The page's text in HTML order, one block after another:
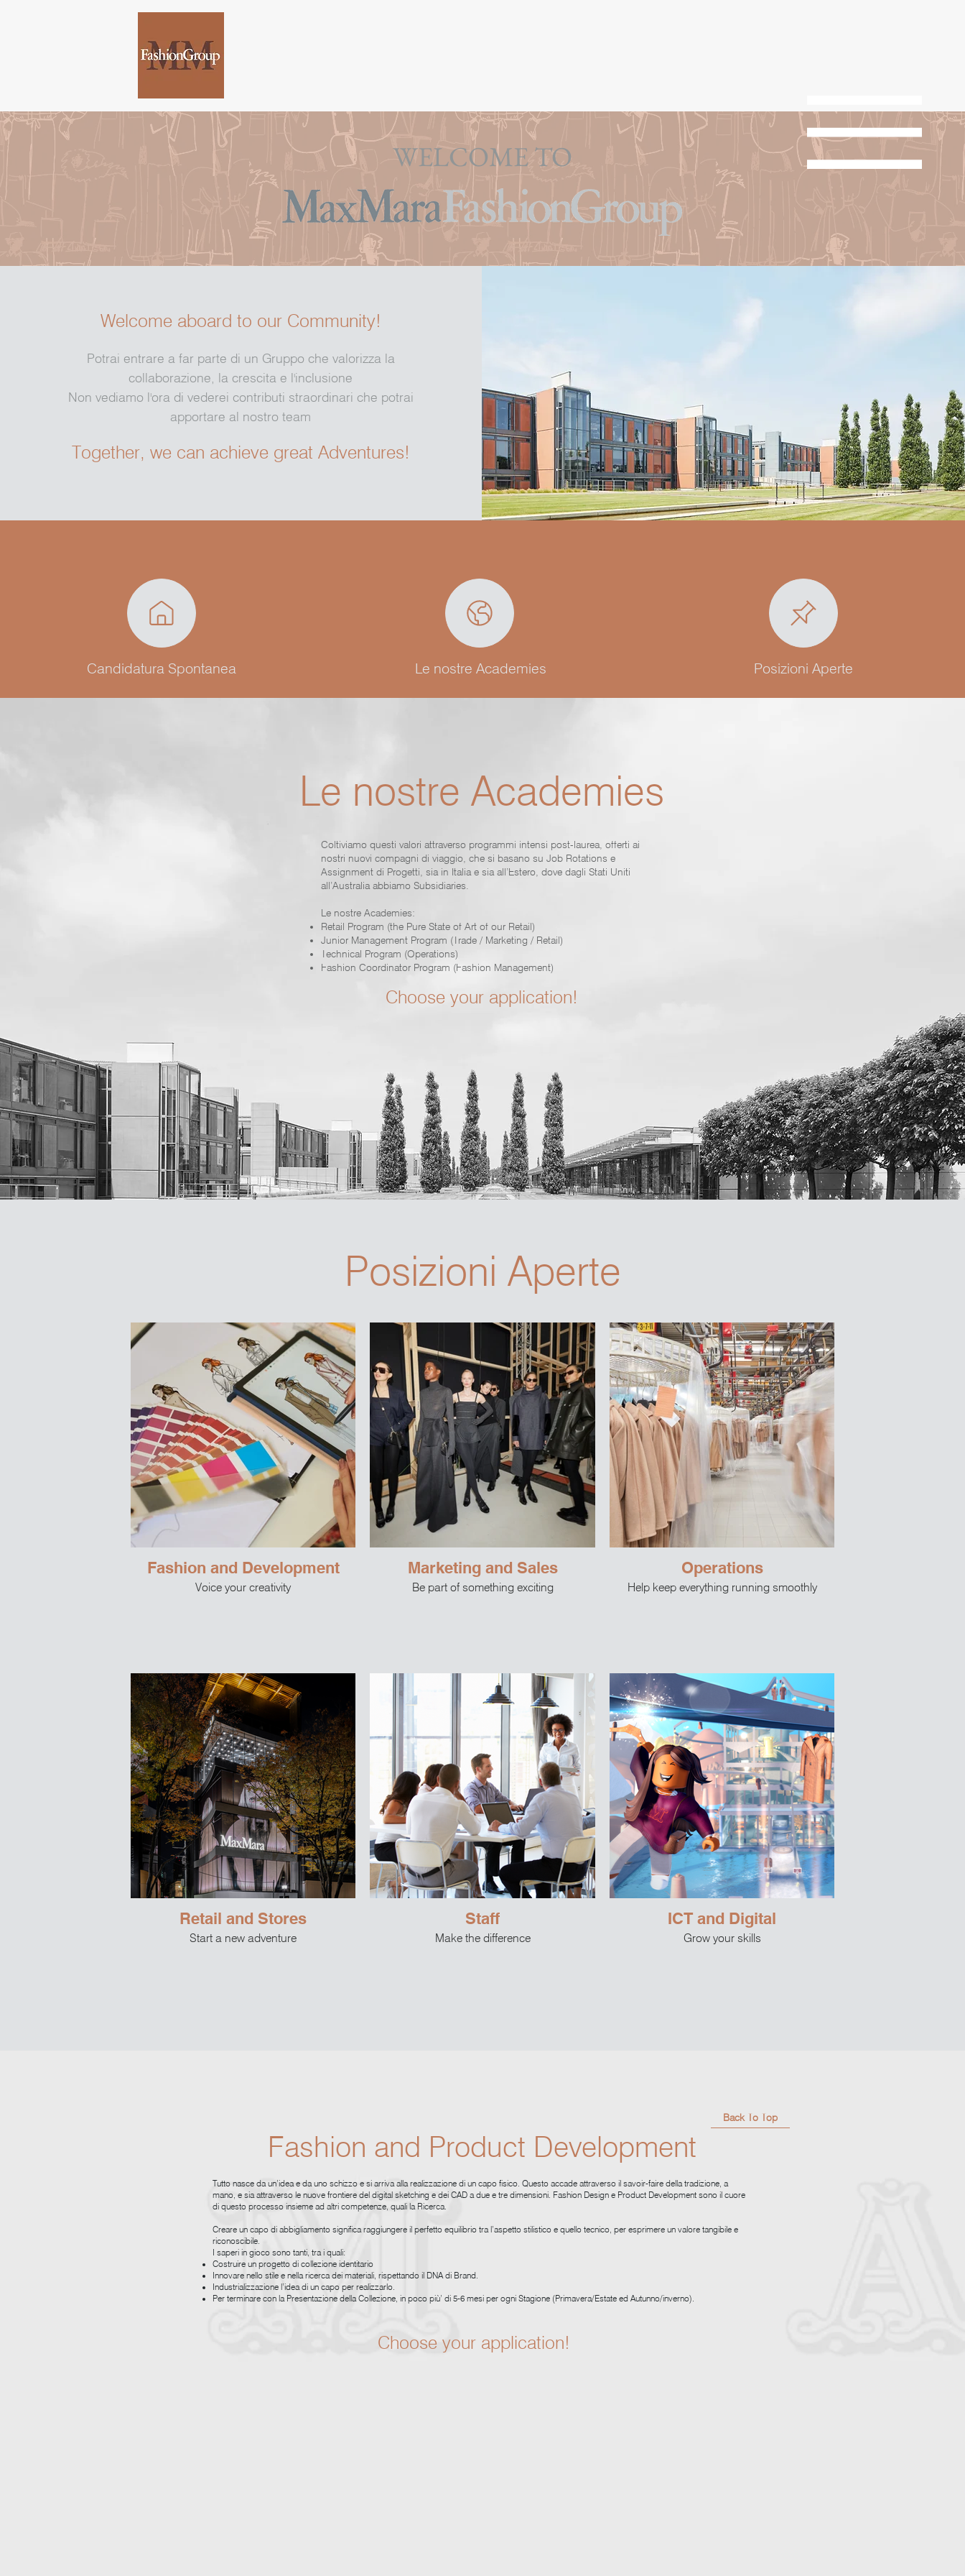
WELCOME TO
Welcome aboard to our Community!
Potrai entrare a far parte di un Gruppo che valorizza la
collaborazione, la crescita e l'inclusione
Non vediamo l'ora di vederei contributi straordinari che potrai
apportare al nostro team
Together, we can achieve great Adventures!
Candidatura Spontanea Le nostre Academies Posizioni Aperte
Le nostre Academies
Coltiviamo questi valori attraverso programmi intensi post-laurea, offerti ai
nostri nuovi compagni di viaggio, che si basano su Job Rotations e
Assignment di Progetti, sia in Italia e sia all’Estero, dove dagli Stati Uniti
all’Australia abbiamo Subsidiaries.
Le nostre Academies:
Retail Program (the Pure State of Art of our Retail)
Junior Management Program (Trade / Marketing / Retail)
Technical Program (Operations)
Fashion Coordinator Program (Fashion Management)
Choose your application!
Posizioni Aperte
Fashion and Development
Voice your creativity
Marketing and Sales
Be part of something exciting
Operations
Help keep everything running smoothly
Retail and Stores
Start a new adventure
Staff
Make the difference
ICT and Digital
Grow your skills
Back To Top
Fashion and Product Development
Tutto nasce da un’idea e da uno schizzo e si arriva alla realizzazione di un capo fisico. Questo accade attraverso il savoir-faire della tradizione, a
mano, e sia attraverso le nuove frontiere del digital sketching e dei CAD a due e tre dimensioni. Fashion Design e Product Development sono il cuore
di questo processo insieme ad altri competenze, quali la Ricerca.
Creare un capo di abbigliamento significa raggiungere il perfetto equilibrio tra l’aspetto stilistico e quello tecnico, per esprimere un valore tangibile e
riconoscibile.
I saperi in gioco sono tanti, tra i quali:
Costruire un progetto di collezione identitario
Innovare nello stile e nella ricerca dei materiali, rispettando il DNA di Brand.
Industrializzazione l’idea di un capo per realizzarlo.
Per terminare con la Presentazione della Collezione, in poco più’ di 5-6 mesi per ogni Stagione (Primavera/Estate ed Autunno/inverno).
Choose your application!